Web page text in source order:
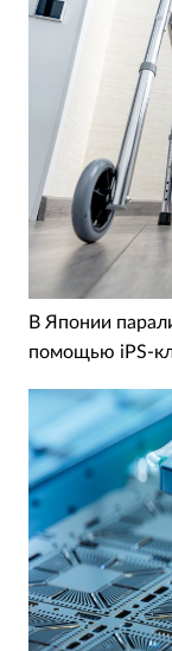
В Японии
помощью iPS-